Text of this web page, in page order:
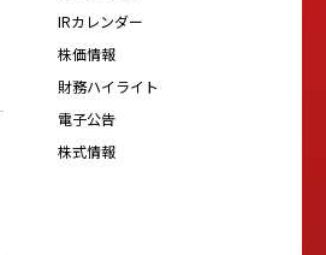
IRカレンダー
株価情報
財務ハイライト
電子公告
株式情報